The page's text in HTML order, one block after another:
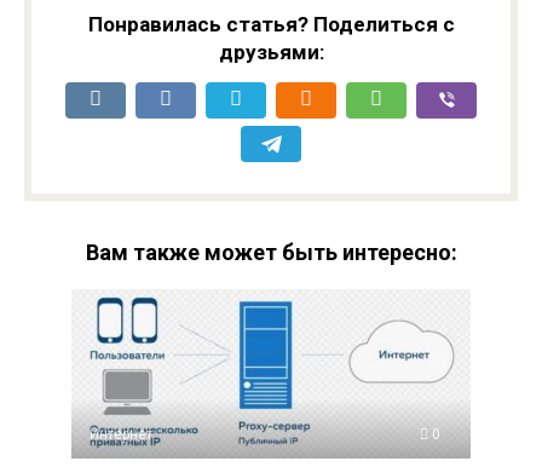
Понравилась статья? Поделиться с
друзьями:
Вам также может быть интересно:
Интернет 0